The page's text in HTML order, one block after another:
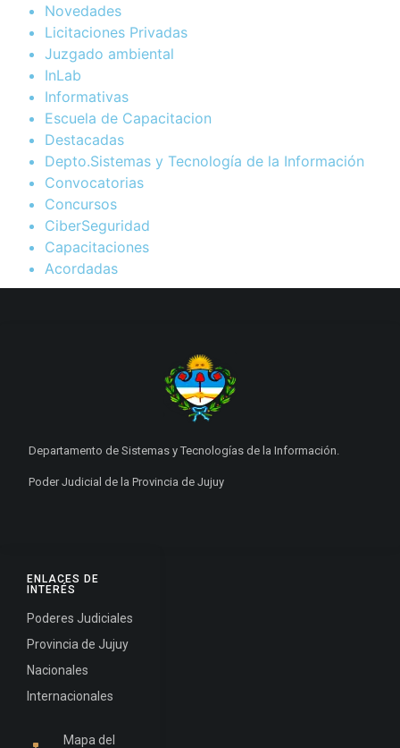
Novedades
Licitaciones Privadas
Juzgado ambiental
InLab
Informativas
Escuela de Capacitacion
Destacadas
Depto.Sistemas y Tecnología de la Información
Convocatorias
Concursos
CiberSeguridad
Capacitaciones
Acordadas
ENLACES DE
INTERÉS
Poderes Judiciales
Provincia de Jujuy
Nacionales
Internacionales
Mapa del
Departamento de Sistemas y Tecnologías de la Información.
Poder Judicial de la Provincia de Jujuy